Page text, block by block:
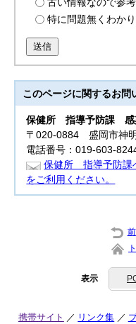
古い情報なので参
特に問題無くわか
送信
このページに関するお問
保健所 指導予防課 感
〒020-0884 盛岡市神
電話番号：019-603-
保健所 指導予防課
をご利用ください。
表示
携帯サイト リンク集